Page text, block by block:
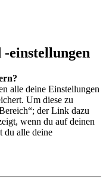
einstellungen
alle deine Einstellungen
Um diese zu
der Link dazu
wenn du auf deinen
du alle deine